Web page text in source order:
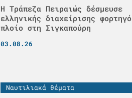
Η Τράπεζα Πειραιώς δέσμευσε
ελληνικής διαχείρισης φορτηγό
πλοίο στη Σιγκαπούρη
03.08.26
Ναυτιλιακά θέματα